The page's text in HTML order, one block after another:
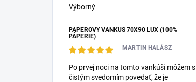
Výborný
PÁPEROVÝ VANKÚŠ 70X90 LUX (100%
PÁPERIE)
MARTIN HALÁSZ
Po prvej noci na tomto vankúši môžem s
čistým svedomím povedať, že je